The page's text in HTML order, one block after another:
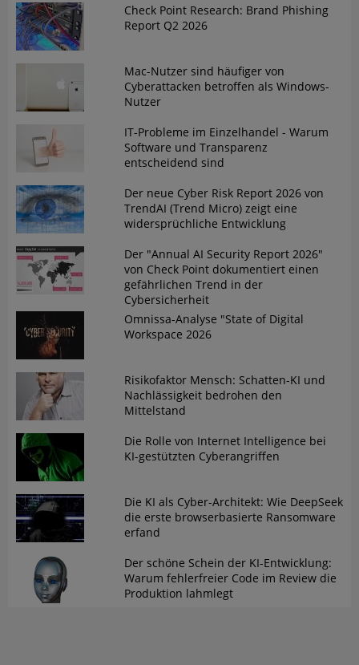
Check Point Research: Brand Phishing
Report Q2 2026
Mac-Nutzer sind häufiger von
Cyberattacken betroffen als Windows-
Nutzer
IT-Probleme im Einzelhandel - Warum
Software und Transparenz
entscheidend sind
Der neue Cyber Risk Report 2026 von
TrendAI (Trend Micro) zeigt eine
widersprüchliche Entwicklung
Der "Annual AI Security Report 2026"
von Check Point dokumentiert einen
gefährlichen Trend in der
Cybersicherheit
Omnissa-Analyse "State of Digital
Workspace 2026
Risikofaktor Mensch: Schatten-KI und
Nachlässigkeit bedrohen den
Mittelstand
Die Rolle von Internet Intelligence bei
KI-gestützten Cyberangriffen
Die KI als Cyber-Architekt: Wie DeepSeek
die erste browserbasierte Ransomware
erfand
Der schöne Schein der KI-Entwicklung:
Warum fehlerfreier Code im Review die
Produktion lahmlegt